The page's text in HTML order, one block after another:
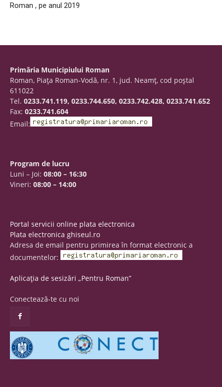
Roman , pe anul 2019
Primăria Municipiului Roman
Roman, Piaţa Roman-Vodă, nr. 1, jud. Neamţ, cod poştal
611022
Tel. 0233.741.119, 0233.744.650, 0233.742.428, 0233.741.652
Fax: 0233.741.604
Email:
Program de lucru
Luni – Joi: 08:00 – 16:30
Vineri: 08:00 – 14:00
Portal servicii online plata electronica
Plata electronica ghiseul.ro
Adresa de email pentru primirea în format electronic a
documentelor:
Aplicația de sesizări „Pentru Roman”
Conectează-te cu noi